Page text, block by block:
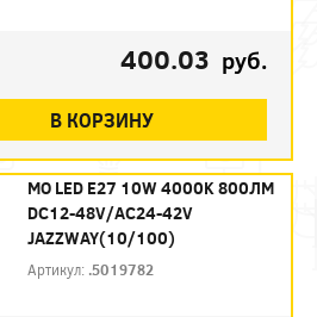
400.03 руб.
В КОРЗИНУ
МО LED E27 10W 4000K 800ЛМ
DC12-48V/AC24-42V
JAZZWAY(10/100)
Артикул: .5019782